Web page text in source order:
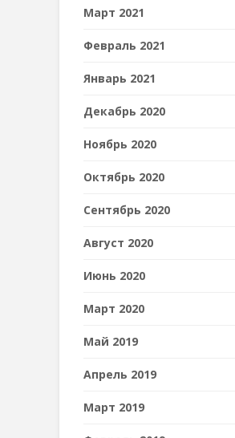
Март 2021
Февраль 2021
Январь 2021
Декабрь 2020
Ноябрь 2020
Октябрь 2020
Сентябрь 2020
Август 2020
Июнь 2020
Март 2020
Май 2019
Апрель 2019
Март 2019